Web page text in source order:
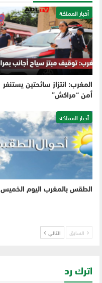
أخبار المملكة
المغرب: انتزاز سائحتين يستنفر
أمن “مراكش”
أخبار المملكة
الطقس بالمغرب اليوم الخميس
السابق التالي
اترك رد